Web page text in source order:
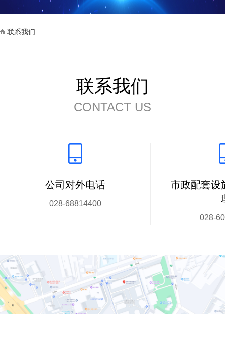
联系我们
联系我们
CONTACT US
公司对外电话
028-68814400
市政配套设
028-